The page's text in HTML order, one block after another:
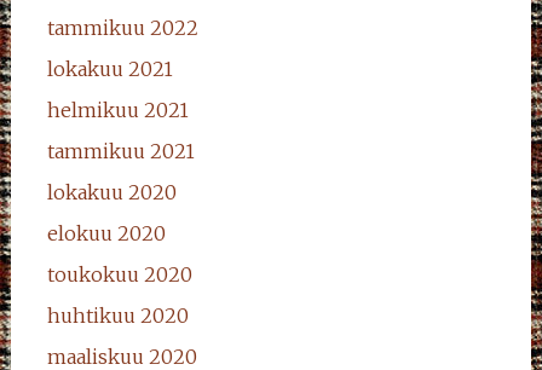
tammikuu 2022
lokakuu 2021
helmikuu 2021
tammikuu 2021
lokakuu 2020
elokuu 2020
toukokuu 2020
huhtikuu 2020
maaliskuu 2020